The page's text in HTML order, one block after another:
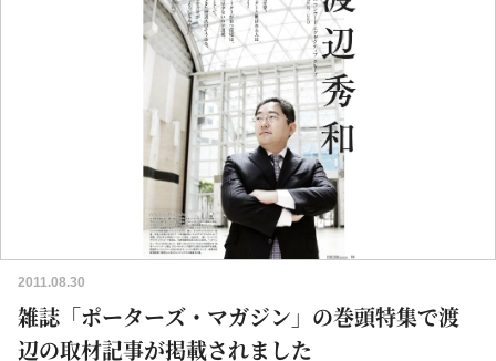
2011.08.30
雑誌「ポーターズ・マガジン」の巻頭特集で渡
辺の取材記事が掲載されました